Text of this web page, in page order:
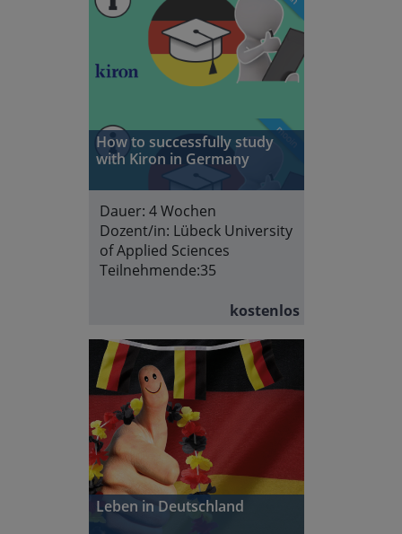
How to successfully study
with Kiron in Germany
Dauer: 4 Wochen
Dozent/in: Lübeck University
of Applied Sciences
Teilnehmende:35
kostenlos
Leben in Deutschland